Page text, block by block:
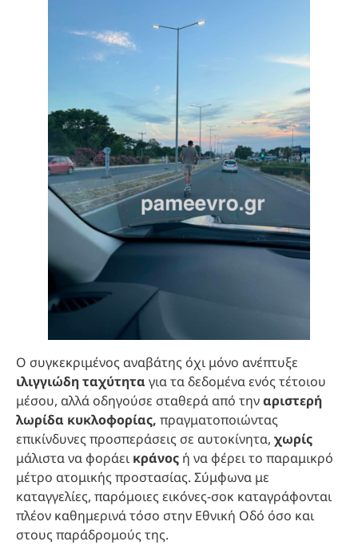
Ο συγκεκριμένος αναβάτης όχι μόνο ανέπτυξε
ιλιγγιώδη ταχύτητα για τα δεδομένα ενός τέτοιου
μέσου, αλλά οδηγούσε σταθερά από τηναριστερή
λωρίδα κυκλοφορίας, πραγματοποιώντας
επικίνδυνες προσπεράσεις σε αυτοκίνητα, χωρίς
μάλιστα να φοράει κράνος ή να φέρει το παραμικρό
μέτρο ατομικής προστασίας. Σύμφωνα με
καταγγελίες, παρόμοιες εικόνες-σοκ καταγράφονται
πλέον καθημερινά τόσο στην Εθνική Οδό όσο και
στους παράδρομούς της.